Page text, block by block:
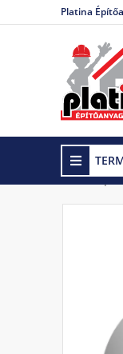
Platina
Kezdőlap